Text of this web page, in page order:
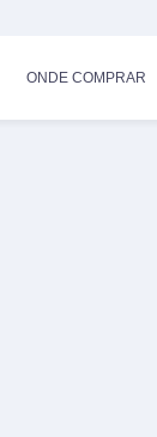
ONDE COMPRAR